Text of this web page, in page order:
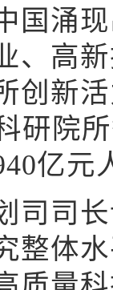
涌现
、高
创新
研院
亿元
司长
整体